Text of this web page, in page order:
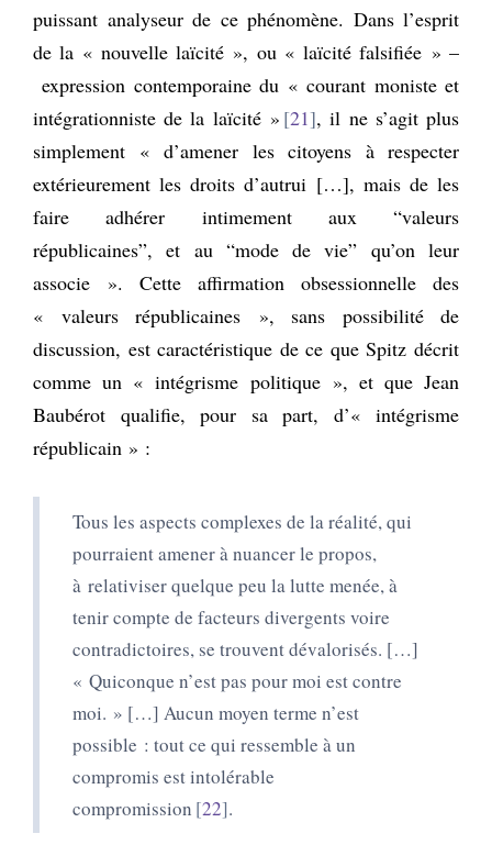
puissant analyseur de ce phénomène. Dans l’esprit
de la « nouvelle laïcité », ou « laïcité falsifiée » –
expression contemporaine du « courant moniste et
intégrationniste de la laïcité » 21 , il ne s’agit plus
simplement « d’amener les citoyens à respecter
extérieurement les droits d’autrui […], mais de les
faire adhérer intimement aux “valeurs
républicaines”, et au “mode de vie” qu’on leur
associe ». Cette affirmation obsessionnelle des
« valeurs républicaines », sans possibilité de
discussion, est caractéristique de ce que Spitz décrit
comme un « intégrisme politique », et que Jean
Baubérot qualifie, pour sa part, d’« intégrisme
républicain » :
Tous les aspects complexes de la réalité, qui
pourraient amener à nuancer le propos,
à relativiser quelque peu la lutte menée, à
tenir compte de facteurs divergents voire
contradictoires, se trouvent dévalorisés. […]
« Quiconque n’est pas pour moi est contre
moi. » […] Aucun moyen terme n’est
possible : tout ce qui ressemble à un
compromis est intolérable
compromission 22 .